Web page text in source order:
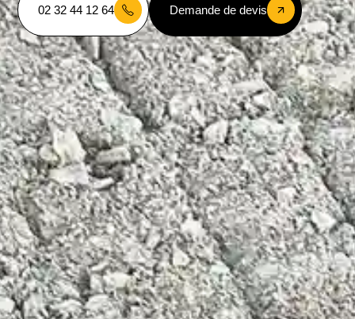
02 32 44 12 64 Demande de devis